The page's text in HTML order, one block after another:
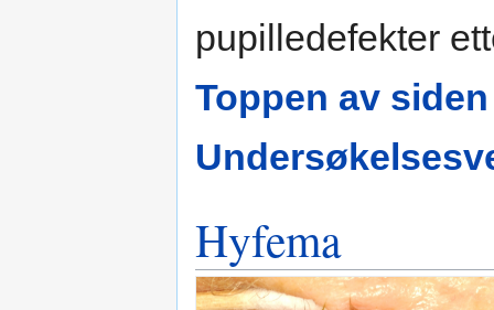
pupilledefekter
Toppen av siden
Hyfema